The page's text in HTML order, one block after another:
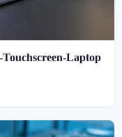
Laptop